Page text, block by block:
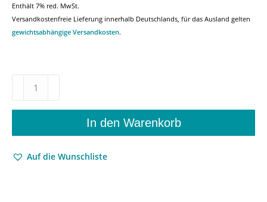
Enthält 7% red. MwSt.
Versandkostenfreie Lieferung innerhalb Deutschlands, für das Ausland gelten
gewichtsabhängige Versandkosten.
Phasen
Autorschaft
In den Warenkorb
Auf die Wunschliste